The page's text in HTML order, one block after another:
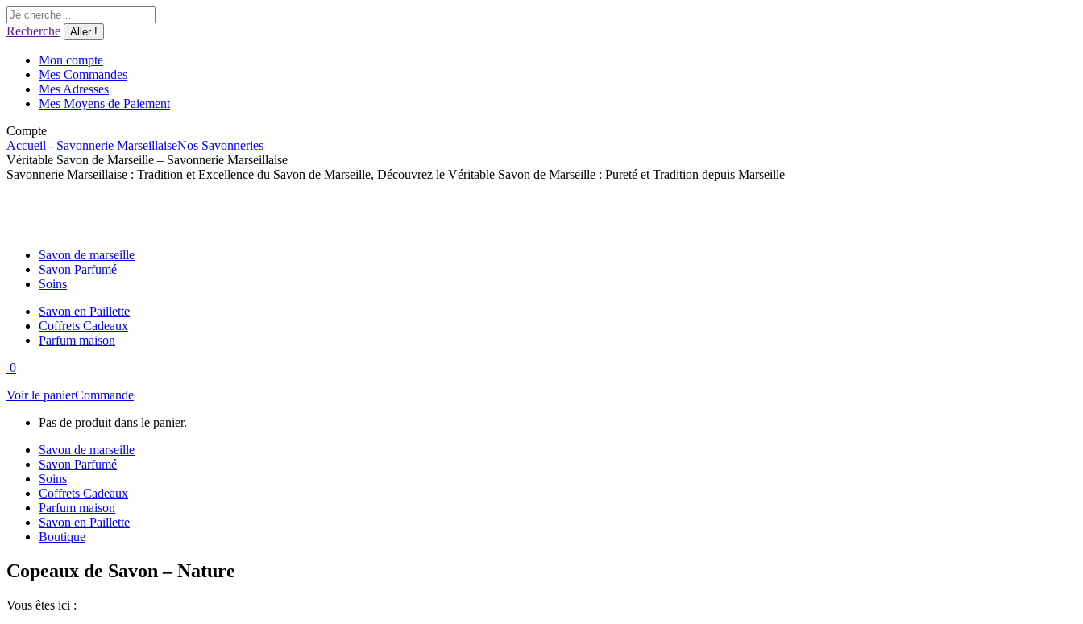
Aller
au
contenu
Recherche
:Recherche
Mon compte
Mes Commandes
Mes Adresses
Mes Moyens de Paiement
Compte
Accueil - Savonnerie MarseillaiseNos Savonneries
Véritable Savon de Marseille – Savonnerie Marseillaise
Savonnerie Marseillaise : Tradition et Excellence du Savon de Marseille, Découvrez le Véritable Savon de Marseille : Pureté et Tradition depuis Marseille
Savon de marseille
Savon Parfumé
Soins
Savon en Paillette
Coffrets Cadeaux
Parfum maison
0
Voir le panierCommande
Pas de produit dans le panier.
Savon de marseille
Savon Parfumé
Soins
Coffrets Cadeaux
Parfum maison
Savon en Paillette
Boutique
Copeaux de Savon – Nature
Vous êtes ici :